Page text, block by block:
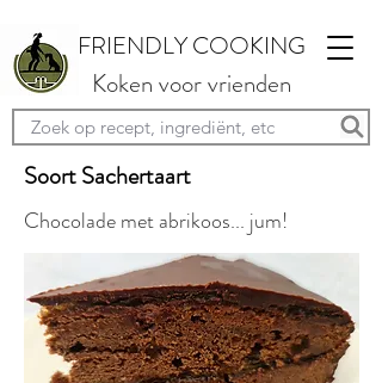
FRIENDLY COOKING
Koken voor vrienden
Soort Sachertaart
Chocolade met abrikoos... jum!